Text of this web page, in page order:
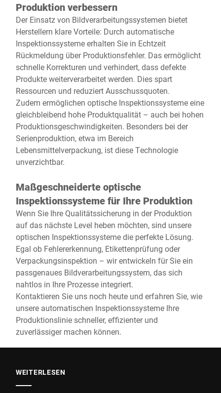
Produktion verbessern
Der Einsatz von Bildverarbeitungssystemen bietet
Herstellern klare Vorteile: Durch automatische
Inspektionssysteme erhalten Sie in Echtzeit
Rückmeldung über Produktionsfehler. Das ermöglicht
schnelle Korrekturen und verhindert, dass defekte
Produkte weiterverarbeitet werden. Dies spart
Ressourcen und reduziert Ausschussquoten.
Zudem ermöglichen optische Inspektionssysteme eine
gleichbleibend hohe Produktqualität – auch bei hohen
Produktionsgeschwindigkeiten. Besonders bei der
Serienproduktion, etwa im Bereich
Lebensmittelverpackung, ist diese Technologie
unverzichtbar.
Maßgeschneiderte optische
Inspektionssysteme für Ihre Produktion
Wenn Sie Ihre Qualitätssicherung in der Produktion
auf das nächste Level heben möchten, sind unsere
optischen Inspektionssysteme die perfekte Lösung.
Egal ob Fehlererkennung, Etikettenprüfung oder
Verpackungsinspektion – wir entwickeln für Sie ein
passgenaues Bildverarbeitungssystem, das sich
nahtlos in Ihre Prozesse integriert.
Kontaktieren Sie uns noch heute und erfahren Sie, wie
unsere automatischen Inspektionssysteme Ihre
Produktionslinie schneller, effizienter und
zuverlässiger machen können.
WEITERLESEN